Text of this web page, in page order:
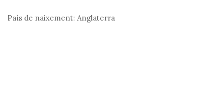
País de naixement: Anglaterra